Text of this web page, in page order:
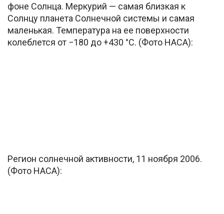
фоне Солнца. Меркурий — самая близкая к
Солнцу планета Солнечной системы и самая
маленькая. Температура на ее поверхности
колеблется от −180 до +430 °C. (Фото НАСА):
Регион солнечной активности, 11 ноября 2006.
(Фото НАСА):